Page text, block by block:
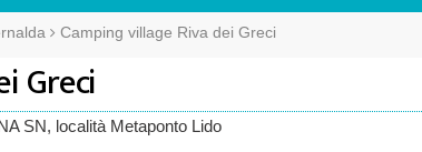
Camping village Riva dei Greci
Greci
SN, località Metaponto Lido